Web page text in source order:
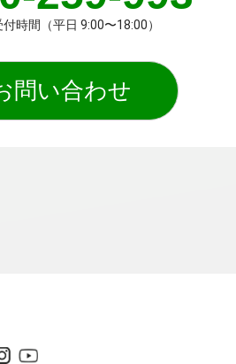
時間（平日 9:00〜18:00）
問い合わせ